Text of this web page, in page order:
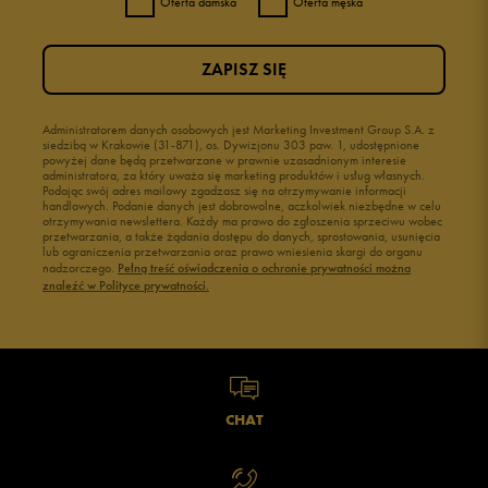
Administratorem danych osobowych jest Marketing Investment Group S.A. z
siedzibą w Krakowie (31-871), os. Dywizjonu 303 paw. 1, udostępnione
powyżej dane będą przetwarzane w prawnie uzasadnionym interesie
administratora, za który uważa się marketing produktów i usług własnych.
Podając swój adres mailowy zgadzasz się na otrzymywanie informacji
handlowych. Podanie danych jest dobrowolne, aczkolwiek niezbędne w celu
otrzymywania newslettera. Każdy ma prawo do zgłoszenia sprzeciwu wobec
przetwarzania, a także żądania dostępu do danych, sprostowania, usunięcia
lub ograniczenia przetwarzania oraz prawo wniesienia skargi do organu
nadzorczego. Pełną treść oświadczenia o ochronie prywatności można
znaleźć w Polityce prywatności.
ZAPISZ SIĘ
CHAT